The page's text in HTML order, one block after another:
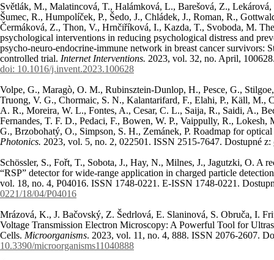
Světlák, M., Malatincová, T., Halámková, L., Barešová, Z.,
Šumec, R., Humpolíček, P., Šedo, J., Chládek, J., Roman, R.,
Čermáková, Z., Thon, V., Hrnčiříková, I., Kazda, T., Svoboda, M.
psychological interventions in reducing psychological distress and
psycho-neuro-endocrine-immune network in breast cancer survivors:
controlled trial. Internet Interventions. 2023, vol. 32, no. April,
doi: 10.1016/j.invent.2023.100628
Volpe, G., Maragò, O. M., Rubinsztein-Dunlop, H., Pesce, G.,
Truong, V. G., Chormaic, S. N., Kalantarifard, F., Elahi, P., Käll, M.,
A. R., Moreira, W. L., Fontes, A., Cesar, C. L., Saija, R., Saidi, A.,
Fernandes, T. F. D., Pedaci, F., Bowen, W. P., Vaippully, R., Lokesh,
G., Brzobohatý, O., Simpson, S. H., Zemánek, P. Roadmap for
Photonics. 2023, vol. 5, no. 2, 022501. ISSN 2515-7647. Dostupné z:
Schössler, S., Fořt, T., Sobota, J., Hay, N., Milnes, J., Jagutzki, O. A
“RSP” detector for wide-range application in charged particle
vol. 18, no. 4, P04016. ISSN 1748-0221. E-ISSN 1748-0221.
0221/18/04/P04016
Mrázová, K., J. Bačovský, Z. Šedrlová, E. Slaninová, S. Obruča, I.
Voltage Transmission Electron Microscopy: A Powerful Tool for
Cells. Microorganisms. 2023, vol. 11, no. 4, 888. ISSN 2076-2607.
10.3390/microorganisms11040888